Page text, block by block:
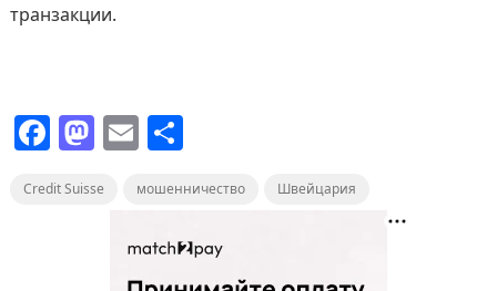
транзакции.
F
a
c
M
a
st
E
m
ai
l
О
п
р
а
Credit Suisse мошенничество Швейцария